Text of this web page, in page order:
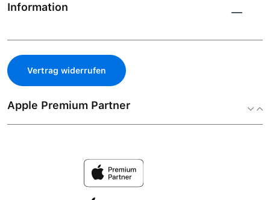
Information
Vertrag widerrufen
Apple Premium Partner